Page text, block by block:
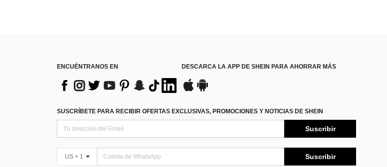
ENCUÉNTRANOS EN DESCARCA LA APP DE SHEIN PARA AHORRAR MÁS
SUSCRÍBETE PARA RECIBIR OFERTAS EXCLUSIVAS, PROMOCIONES Y NOTICIAS DE SHEIN
Suscribir
US + 1 Suscribir